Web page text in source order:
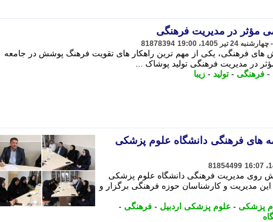
مؤثر در مدیریت فرهنگی
81878394
های فرهنگی، یکی از مهم ترین راهکار های تقویت فرهنگ پوشش در جامعه
در مدیریت فرهنگی تولید پوشاک ...
- فرهنگی - تولید - زیبا
های فرهنگی دانشگاه علوم پزشکی
81854499
روی مدیریت فرهنگی دانشگاه علوم پزشکی
مدیریت و کارشناسان حوزه فرهنگی برگزار و
پزشکی - علوم پزشکی اردبیل - فرهنگی -